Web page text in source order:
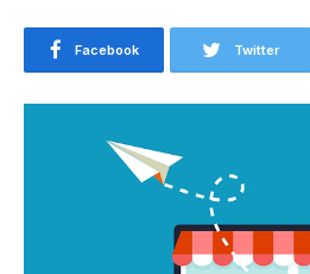
Facebook Twitter